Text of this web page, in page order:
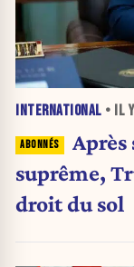
INTERNATIONAL • IL
Après
suprême,
droit du sol